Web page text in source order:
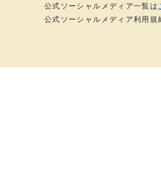
公式ソーシャルメディア一覧は
公式ソーシャルメディア利用規